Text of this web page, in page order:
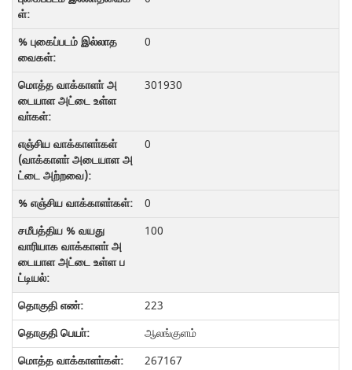
0
301930
0
0
100
223
ஆலங்குளம்
267167